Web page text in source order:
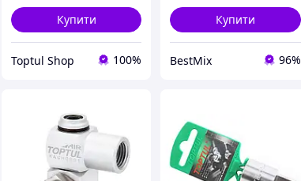
Купити
Toptul Shop 100%
Купити
BestMix 96%